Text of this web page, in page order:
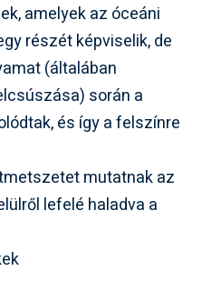
amelyek az óceáni
részét képviselik, de
(általában
során a
és így a felszínre
mutatnak az
lefelé haladva a